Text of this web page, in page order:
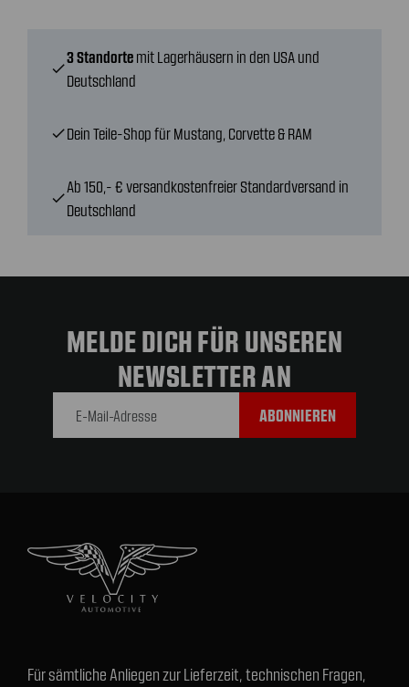
check
3 Standorte mit Lagerhäusern in den USA und
Deutschland
checkDein Teile-Shop für Mustang, Corvette & RAM
check
Ab 150,- € versandkostenfreier Standardversand in
Deutschland
MELDE DICH FÜR UNSEREN
NEWSLETTER AN
Für sämtliche Anliegen zur Lieferzeit, technischen Fragen,